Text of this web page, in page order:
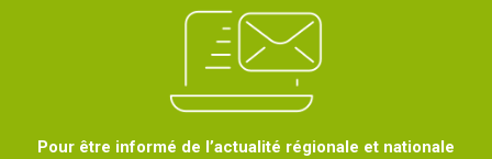
Pour être informé de l’actualité régionale et nationale